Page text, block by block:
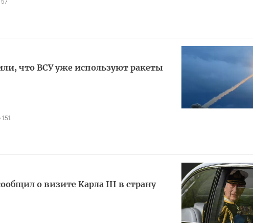
что ВСУ уже используют ракеты
151
о визите Карла III в страну